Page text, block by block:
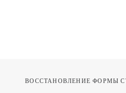
ВОССТАНОВЛЕНИЕ ФОРМЫ